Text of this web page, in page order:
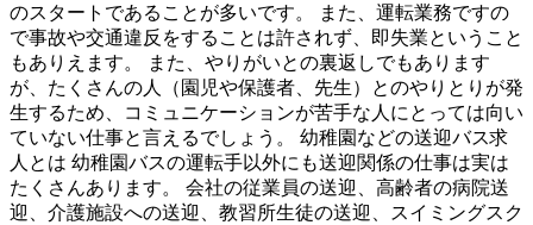
のスタートであることが多いです。 また、運転業務ですの
で事故や交通違反をすることは許されず、即失業ということ
もありえます。 また、やりがいとの裏返しでもあります
が、たくさんの人（園児や保護者、先生）とのやりとりが発
生するため、コミュニケーションが苦手な人にとっては向い
ていない仕事と言えるでしょう。 幼稚園などの送迎バス求
人とは 幼稚園バスの運転手以外にも送迎関係の仕事は実は
たくさんあります。 会社の従業員の送迎、高齢者の病院送
迎、介護施設への送迎、教習所生徒の送迎、スイミングスク